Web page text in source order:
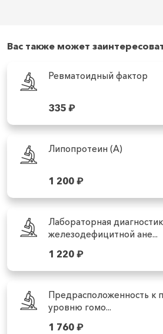
Вас также может
Ревматоидный фактор
335₽
Липопротеин (А)
1 200₽
Лабораторная
железодефицитной ане...
1 220₽
Предрасположенность к
уровню гомо...
1 760₽